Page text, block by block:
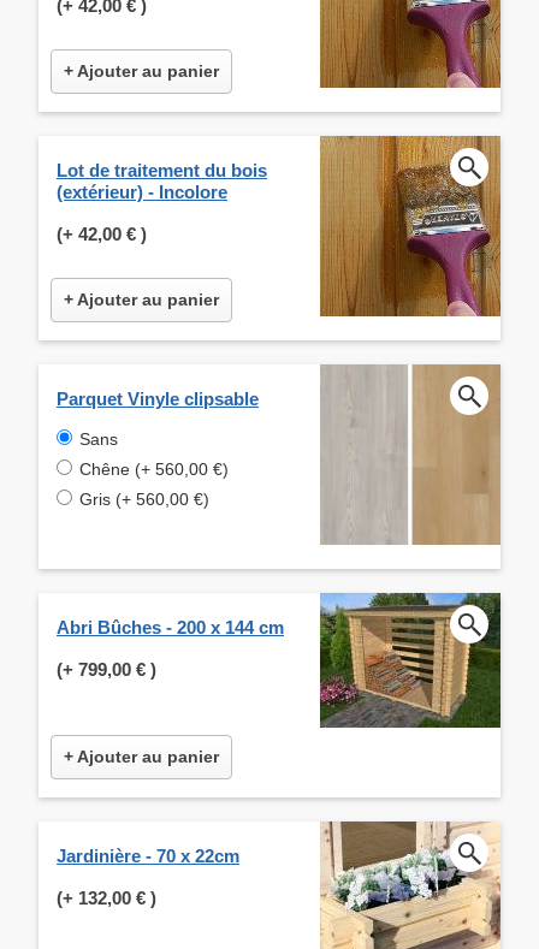
(+ 42,00 € )
+ Ajouter au panier
Lot de traitement du bois
(extérieur) - Incolore
(+ 42,00 € )
+ Ajouter au panier
Parquet Vinyle clipsable
Sans
Chêne (+ 560,00 €)
Gris (+ 560,00 €)
Abri Bûches - 200 x 144 cm
(+ 799,00 € )
+ Ajouter au panier
Jardinière - 70 x 22cm
(+ 132,00 € )